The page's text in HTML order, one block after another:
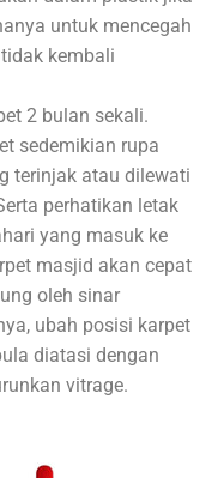
untuk mencegah
kembali
2 bulan sekali.
sedemikian rupa
terinjak atau dilewati
perhatikan letak
yang masuk ke
masjid akan cepat
oleh sinar
ubah posisi karpet
diatasi dengan
vitrage.